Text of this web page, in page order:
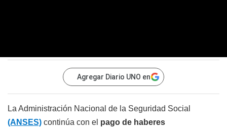
Agregar Diario UNO en
La Administración Nacional de la Seguridad Social
(ANSES) continúa con el pago de haberes